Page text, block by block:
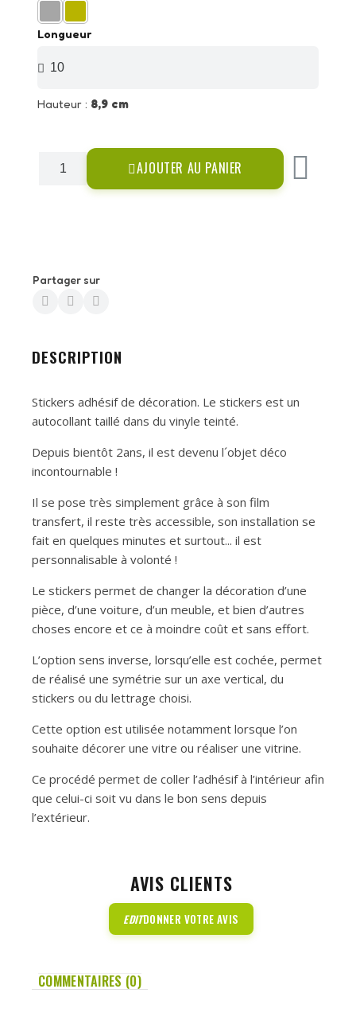
Longueur
Hauteur : 8,9 cm
AJOUTER AU PANIER
Partager sur
DESCRIPTION
Stickers adhésif de décoration. Le stickers est un
autocollant taillé dans du vinyle teinté.
Depuis bientôt 2ans, il est devenu l´objet déco
incontournable !
Il se pose très simplement grâce à son film
transfert, il reste très accessible, son installation se
fait en quelques minutes et surtout... il est
personnalisable à volonté !
Le stickers permet de changer la décoration d’une
pièce, d’une voiture, d’un meuble, et bien d’autres
choses encore et ce à moindre coût et sans effort.
L’option sens inverse, lorsqu’elle est cochée, permet
de réalisé une symétrie sur un axe vertical, du
stickers ou du lettrage choisi.
Cette option est utilisée notamment lorsque l’on
souhaite décorer une vitre ou réaliser une vitrine.
Ce procédé permet de coller l’adhésif à l’intérieur afin
que celui-ci soit vu dans le bon sens depuis
l’extérieur.
AVIS CLIENTS
EDITDONNER VOTRE AVIS
COMMENTAIRES (0)